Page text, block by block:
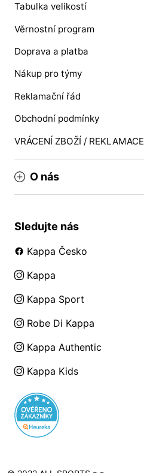
Tabulka velikostí
Věrnostní program
Doprava a platba
Nákup pro týmy
Reklamační řád
Obchodní podmínky
VRÁCENÍ ZBOŽÍ / REKLAMACE
O nás
Sledujte nás
Kappa Česko
Kappa
Kappa Sport
Robe Di Kappa
Kappa Authentic
Kappa Kids